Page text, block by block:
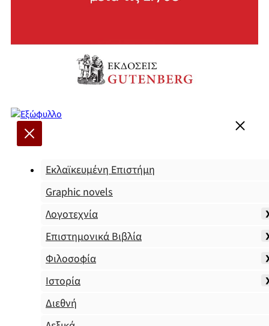
Εκλαϊκευμένη Επιστήμη
Graphic novels
Λογοτεχνία
Επιστημονικά Βιβλία
Φιλοσοφία
Ιστορία
Διεθνή